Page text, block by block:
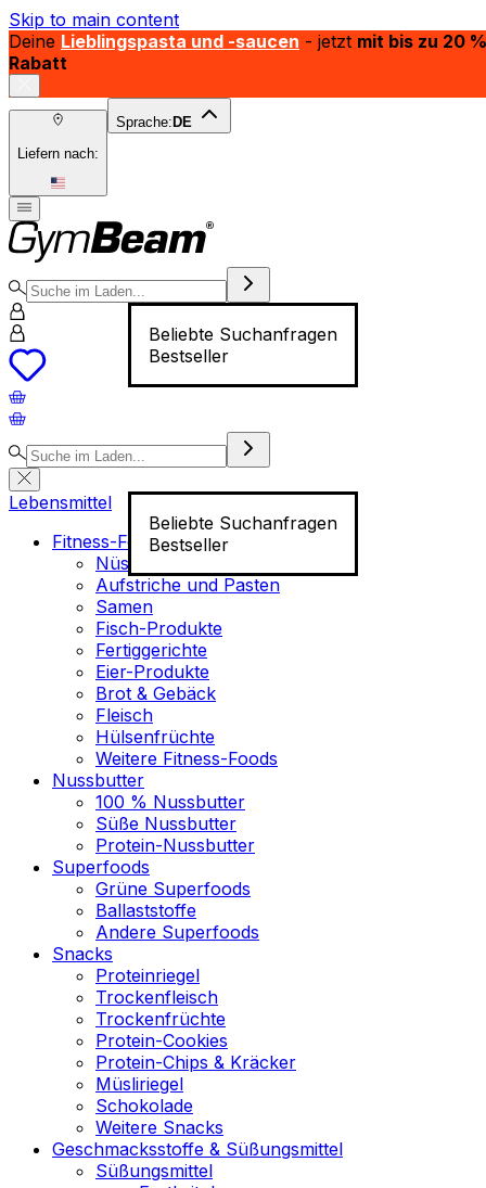
Skip to main content
Deine Lieblingspasta und -saucen - jetzt mit bis zu 20 %
Rabatt
Liefern nach:
Sprache: DE
Beliebte Suchanfragen
Bestseller
Beliebte Suchanfragen
Bestseller
Lebensmittel
Fitness-Food
Nüsse
Aufstriche und Pasten
Samen
Fisch-Produkte
Fertiggerichte
Eier-Produkte
Brot & Gebäck
Fleisch
Hülsenfrüchte
Weitere Fitness-Foods
Nussbutter
100 % Nussbutter
Süße Nussbutter
Protein-Nussbutter
Superfoods
Grüne Superfoods
Ballaststoffe
Andere Superfoods
Snacks
Proteinriegel
Trockenfleisch
Trockenfrüchte
Protein-Cookies
Protein-Chips & Kräcker
Müsliriegel
Schokolade
Weitere Snacks
Geschmacksstoffe & Süßungsmittel
Süßungsmittel